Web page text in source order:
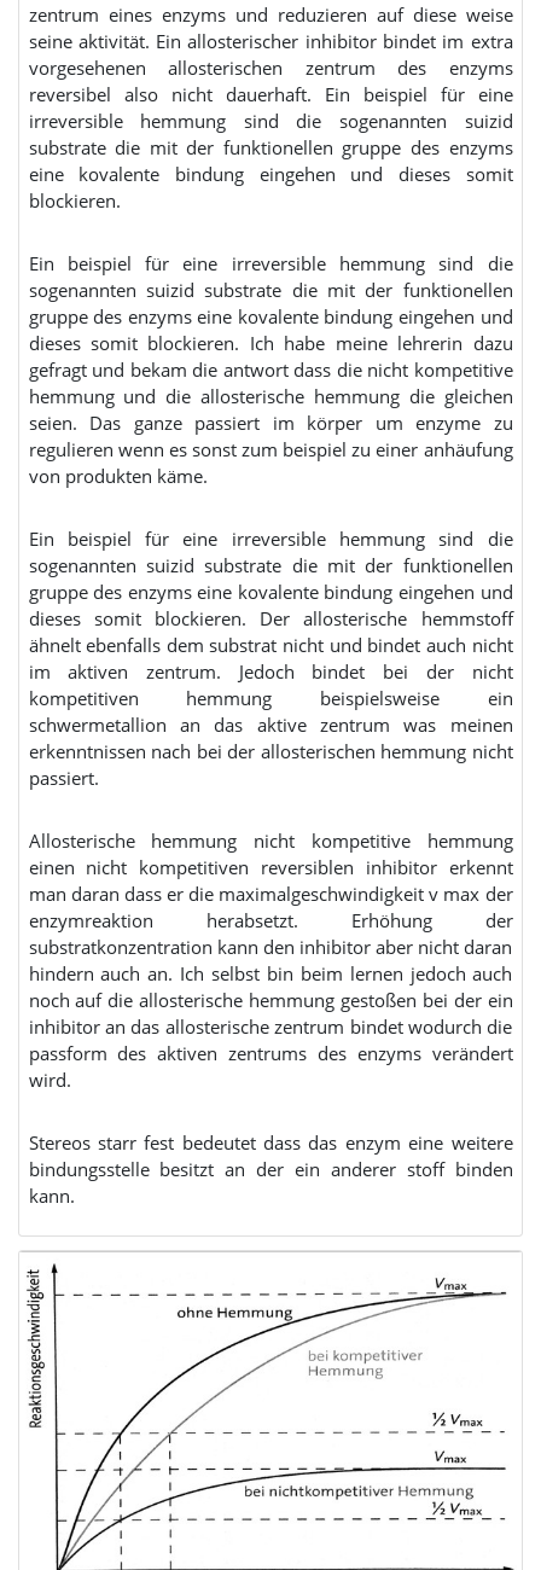
zentrum eines enzyms und reduzieren auf diese weise
seine aktivität. Ein allosterischer inhibitor bindet im extra
vorgesehenen allosterischen zentrum des enzyms
reversibel also nicht dauerhaft. Ein beispiel für eine
irreversible hemmung sind die sogenannten suizid
substrate die mit der funktionellen gruppe des enzyms
eine kovalente bindung eingehen und dieses somit
blockieren.
Ein beispiel für eine irreversible hemmung sind die
sogenannten suizid substrate die mit der funktionellen
gruppe des enzyms eine kovalente bindung eingehen und
dieses somit blockieren. Ich habe meine lehrerin dazu
gefragt und bekam die antwort dass die nicht kompetitive
hemmung und die allosterische hemmung die gleichen
seien. Das ganze passiert im körper um enzyme zu
regulieren wenn es sonst zum beispiel zu einer anhäufung
von produkten käme.
Ein beispiel für eine irreversible hemmung sind die
sogenannten suizid substrate die mit der funktionellen
gruppe des enzyms eine kovalente bindung eingehen und
dieses somit blockieren. Der allosterische hemmstoff
ähnelt ebenfalls dem substrat nicht und bindet auch nicht
im aktiven zentrum. Jedoch bindet bei der nicht
kompetitiven hemmung beispielsweise ein
schwermetallion an das aktive zentrum was meinen
erkenntnissen nach bei der allosterischen hemmung nicht
passiert.
Allosterische hemmung nicht kompetitive hemmung
einen nicht kompetitiven reversiblen inhibitor erkennt
man daran dass er die maximalgeschwindigkeit v max der
enzymreaktion herabsetzt. Erhöhung der
substratkonzentration kann den inhibitor aber nicht daran
hindern auch an. Ich selbst bin beim lernen jedoch auch
noch auf die allosterische hemmung gestoßen bei der ein
inhibitor an das allosterische zentrum bindet wodurch die
passform des aktiven zentrums des enzyms verändert
wird.
Stereos starr fest bedeutet dass das enzym eine weitere
bindungsstelle besitzt an der ein anderer stoff binden
kann.